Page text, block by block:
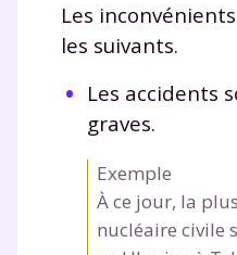
Les
les suivants.
Les accidents
graves.
Exemple
À ce jour, la
nucléaire civile